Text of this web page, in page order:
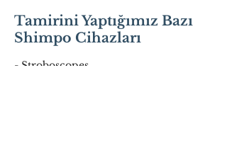
Tamirini Yaptığımız Bazı
Shimpo Cihazları
- Stroboscopes